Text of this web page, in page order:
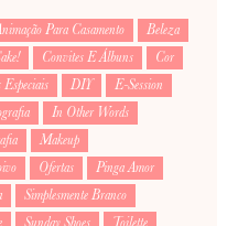
Para Casamento
Beleza
Convites E Álbuns
Cor
Especiais DIY
E-Session
In Other Words
Makeup
Ofertas
Pinga Amor
Simplesmente Branco
Sunday Shoes Toilette